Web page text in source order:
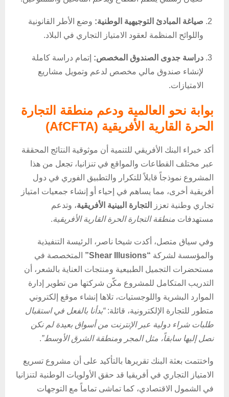
صياغة المبادئ التوجيهية الوطنية: وضع الأطر القانونية
واللوائح المنظمة لعقود الامتياز التجاري في البلاد.
دراسة جدوى الصندوق المخصص: إتمام دراسة كاملة
لإنشاء صندوق مالي مخصص لدعم وتمويل مشاريع
الامتيازات.
بوابة نحو العالمية ودعم منطقة التجارة
الحرة القارية الأفريقية (AfCFTA)
أكد خبراء البنك الأفريقي للتنمية أن موثوقية النتائج المحققة
عبر مختلف القطاعات والمواقع في تنزانيا، تجعل من هذا
المشروع نموذجاً قابلاً للتكرار والتطبيق الفوري في دول
أفريقية أخرى، مما يساهم في إحياء أو إنشاء جمعيات امتياز
تجاري وطنية تعزز
التجارة البينية الأفريقية، وتدعم
مستهدفات منطقة التجارة الحرة القارية الأفريقية.
وفي سياق متصل، أكدت شيخا ناصر، الرئيسة التنفيذية
والمؤسسة لشركة “Shear Illusions”
المتخصصة في
مستحضرات التجميل الطبيعية ومنتجات العناية بالشعر، أن
التدريب المتكامل للمشروع مكّن شركتها من تطوير إدارة
الموارد البشرية واللوجستيات، تلاها إنشاء موقع إلكتروني
متطور للتجارة الإلكترونية، قائلة:“بدأنا بالفعل في استقبال
طلبات شراء دولية عبر الإنترنت من أسواق بعيدة لم نكن
نصل إليها سابقاً، مثل المجر ومنطقة الشرق الأوسط”.
واختتمت بعثة البنك تقريرها بالتأكيد على أن مشروع تسريع
الامتياز التجاري في أفريقيا قد حقق الأولويات الوطنية لتنزانيا
في الشمول الاقتصادي، كما تماشى تماماً مع التوجهات